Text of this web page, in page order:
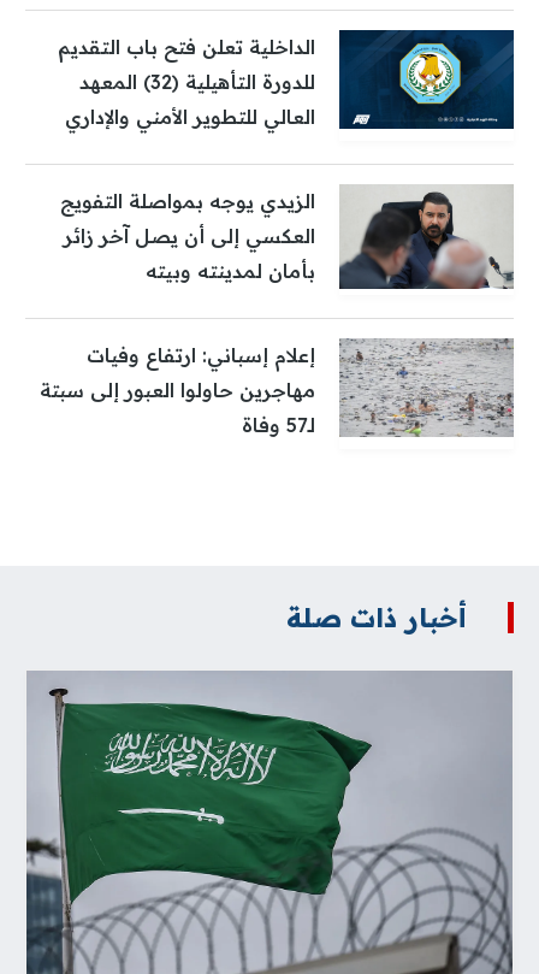
الداخلية تعلن فتح باب التقديم
للدورة التأهيلية (32) المعهد
العالي للتطوير الأمني والإداري
الزيدي يوجه بمواصلة التفويج
العكسي إلى أن يصل آخر زائر
بأمان لمدينته وبيته
إعلام إسباني: ارتفاع وفيات
مهاجرين حاولوا العبور إلى سبتة
لـ57 وفاة
أخبار ذات صلة